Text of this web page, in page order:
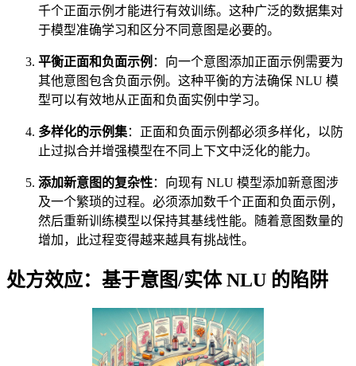
千个正面示例才能进行有效训练。这种广泛的数据集对
于模型准确学习和区分不同意图是必要的。
平衡正面和负面示例 ：向一个意图添加正面示例需要为
其他意图包含负面示例。这种平衡的方法确保 NLU 模
型可以有效地从正面和负面实例中学习。
多样化的示例集：正面和负面示例都必须多样化，以防
止过拟合并增强模型在不同上下文中泛化的能力。
添加新意图的复杂性：向现有 NLU 模型添加新意图涉
及一个繁琐的过程。必须添加数千个正面和负面示例，
然后重新训练模型以保持其基线性能。随着意图数量的
增加，此过程变得越来越具有挑战性。
处方效应：基于意图/实体 NLU 的陷阱